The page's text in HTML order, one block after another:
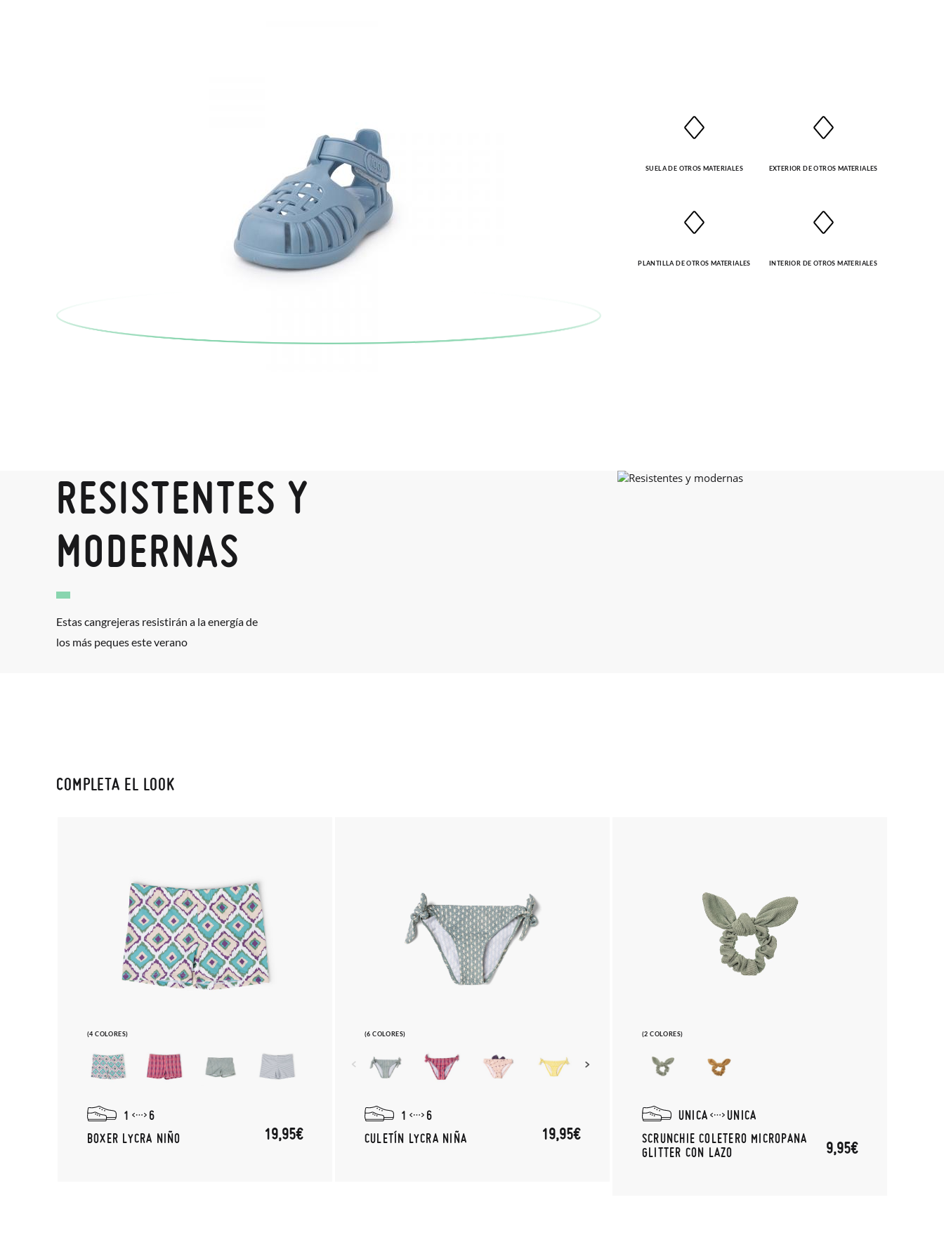
SUELA DE OTROS MATERIALES EXTERIOR DE OTROS MATERIALES
PLANTILLA DE OTROS MATERIALES INTERIOR DE OTROS MATERIALES
RESISTENTES Y
MODERNAS
Estas cangrejeras resistirán a la energía de
los más peques este verano
COMPLETA EL LOOK
(4 COLORES)
1
6
BOXER LYCRA NIÑO
19,95€
(6 COLORES)
1
6
CULETÍN LYCRA NIÑA
19,95€
(2 COLORES)
UNICA
UNICA
SCRUNCHIE COLETERO MICROPANA
GLITTER CON LAZO
9,95€